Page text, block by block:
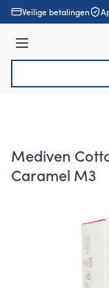
Ga naar de inhoud
Veilige betalingen
Menu
Mediven
Caramel M3